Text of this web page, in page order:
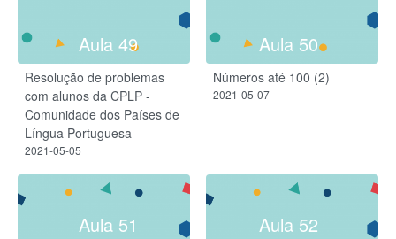
Aula 49
Resolução de problemas
com alunos da CPLP -
Comunidade dos Países de
Língua Portuguesa
2021-05-05
Aula 50
Números até 100 (2)
2021-05-07
Aula 51 Aula 52